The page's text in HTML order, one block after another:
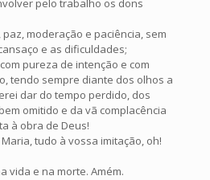
pelo trabalho os dons
moderação e paciência, sem
e as dificuldades;
pureza de intenção e com
tendo sempre diante dos olhos a
dar do tempo perdido, dos
omitido e da vã complacência
à obra de Deus!
tudo à vossa imitação, oh!
vida e na morte. Amém.